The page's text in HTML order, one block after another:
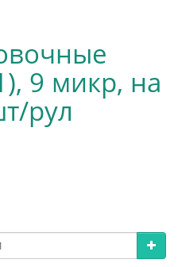
9 микр, на
рул